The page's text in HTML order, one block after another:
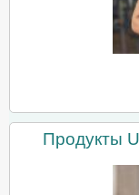
Продукты